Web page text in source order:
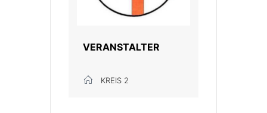
VERANSTALTER
KREIS 2